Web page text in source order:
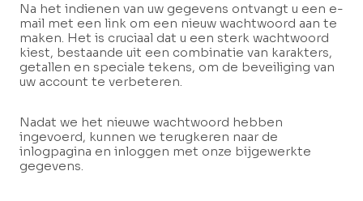
Na het indienen van uw gegevens ontvangt u een e-
mail met een link om een nieuw wachtwoord aan te
maken. Het is cruciaal dat u een sterk wachtwoord
kiest, bestaande uit een combinatie van karakters,
getallen en speciale tekens, om de beveiliging van
uw account te verbeteren.
Nadat we het nieuwe wachtwoord hebben
ingevoerd, kunnen we terugkeren naar de
inlogpagina en inloggen met onze bijgewerkte
gegevens.